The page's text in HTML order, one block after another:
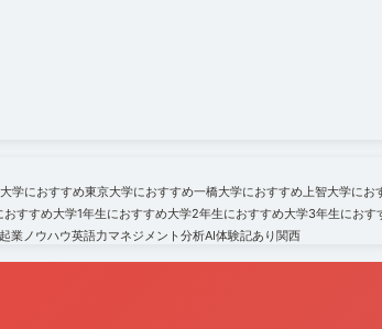
学におすすめ東京大学におすすめ一橋大学におすすめ上智大学にお
おすすめ大学1年生におすすめ大学2年生におすすめ大学3年生におす
起業ノウハウ英語力マネジメント分析AI体験記あり関西